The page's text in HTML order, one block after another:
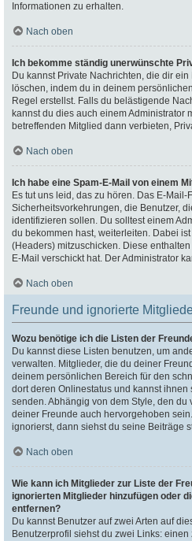
Informationen zu erhalten.
Nach oben
Ich bekomme ständig unerwünschte
Du kannst Private Nachrichten, die dir
löschen, indem du in deinem
Regel erstellst. Falls du belästigende
kannst du dies auch einem Administrator
betreffenden Mitglied dann verbieten,
Nach oben
Ich habe eine Spam-E-Mail von einem
Es tut uns leid, das zu hören. Das E-
Sicherheitsvorkehrungen, die Benutzer,
identifizieren sollen. Du solltest einem
du bekommen hast, weiterleiten. Dabei
(Headers) mitzuschicken. Diese
E-Mail verschickt hat. Der Administrator
Nach oben
Freunde und ignorierte
Wozu benötige ich die Listen der
Du kannst diese Listen benutzen, um
verwalten. Mitglieder, die du deiner
deinem persönlichen Bereich für den
dort deren Onlinestatus und kannst
senden. Abhängig von dem Style, den du
deiner Freunde auch hervorgehoben
ignorierst, dann siehst du seine Beiträge
Nach oben
Wie kann ich Mitglieder zur Liste der
ignorierten Mitglieder hinzufügen oder
entfernen?
Du kannst Benutzer auf zwei Arten auf
Benutzerprofil siehst du zwei Links: